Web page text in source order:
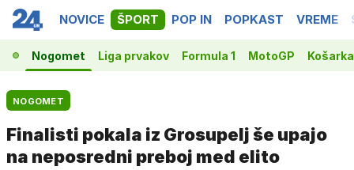
NOVICE ŠPORT POP IN POPKAST VREME
Nogomet Liga prvakov Formula 1 MotoGP Košarka
NOGOMET
Finalisti pokala iz Grosupelj še upajo
na neposredni preboj med elito